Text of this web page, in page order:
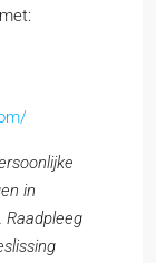
in
Raadpleeg